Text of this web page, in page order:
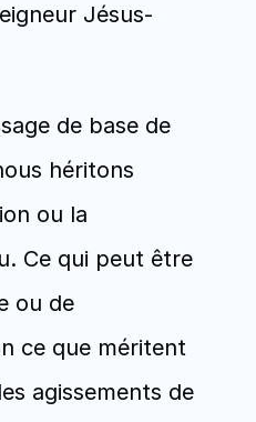
Jésus-
de base de
héritons
ou la
Ce qui peut être
ou de
ce que méritent
agissements de